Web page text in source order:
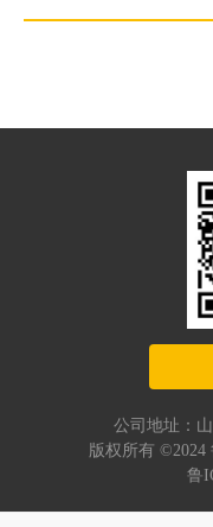
行进速度：0-6m/
公司地址：
版权所有 ©2024
鲁